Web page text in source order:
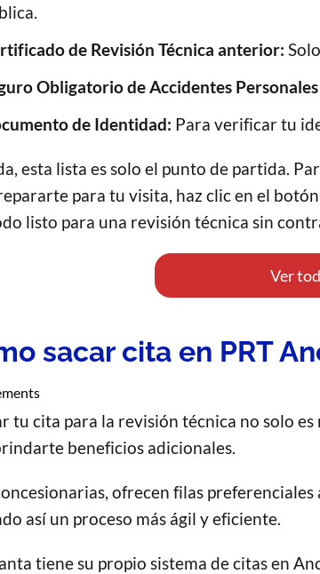
de Revisión Técnica anterior:
Obligatorio de Accidentes Personales
de Identidad: Para verificar tu
esta lista es solo el punto de partida.
para tu visita, haz clic en el
listo para una revisión técnica sin
Ver
sacar cita en PRT
tu cita para la revisión técnica no solo
beneficios adicionales.
ofrecen filas
así un proceso más ágil y eficiente.
tiene su propio sistema de citas en